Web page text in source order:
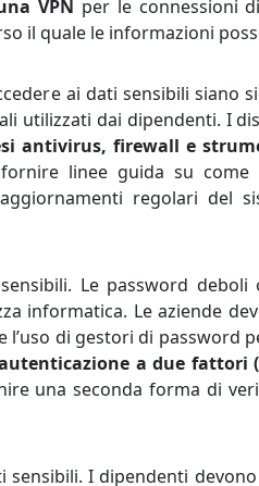
VPN per le connessioni
il quale le informazioni
ai dati sensibili siano
utilizzati dai dipendenti. I
antivirus, firewall e
linee guida su come
regolari del
Le password deboli
informatica. Le aziende
di gestori di password
a due fattori
una seconda forma di
I dipendenti